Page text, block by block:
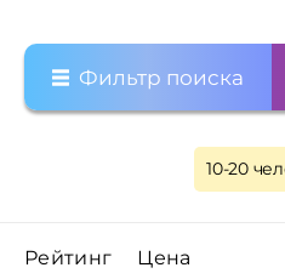
Фильтр поиска
10-20
Рейтинг Цена